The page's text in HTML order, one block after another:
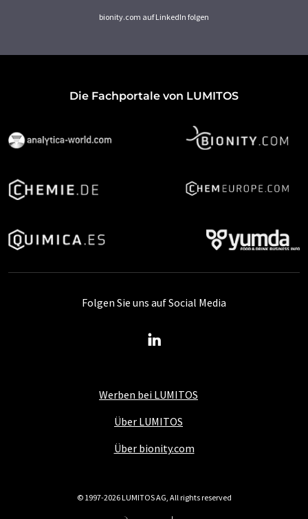
bionity.com auf LinkedIn folgen
Die Fachportale von LUMITOS
Werben bei LUMITOS
Über LUMITOS
Über bionity.com
Folgen Sie uns auf Social Media
© 1997-2026 LUMITOS AG, All rights reserved